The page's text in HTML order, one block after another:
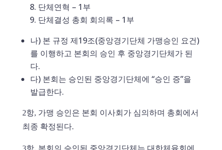
단체연혁 – 1부
단체결성 총회 회의록 – 1부
나) 본 규정 제19조(중앙경기단체 가맹승인 요건)
를 이행하고 본회의 승인 후 중앙경기단체가 된
다.
다) 본회는 승인된 중앙경기단체에 “승인 증”을
발급한다.
2항, 가맹 승인은 본회 이사회가 심의하며 총회에서
최종 확정된다.
3항, 본회의 승인된 중앙경기단체는 대한체육회에